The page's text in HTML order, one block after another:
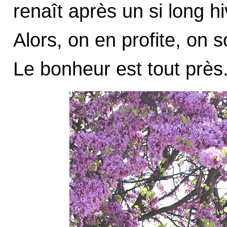
renaît après un si long
Alors, on en profite, on
Le bonheur est tout